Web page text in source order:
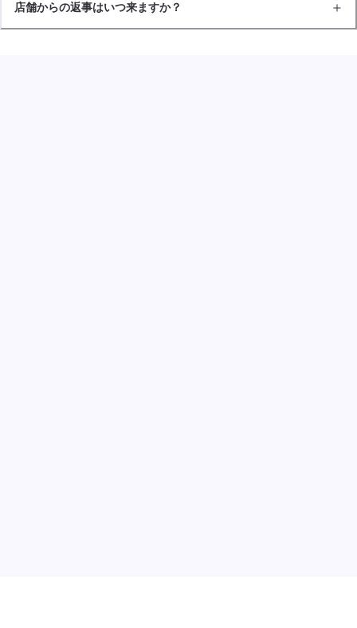
店舗からの返事はいつ来ますか？